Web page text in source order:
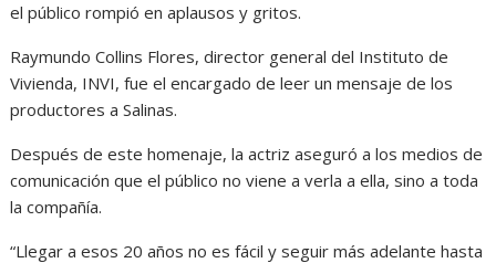
el público rompió en aplausos y gritos.
Raymundo Collins Flores, director general del Instituto de
Vivienda, INVI, fue el en­cargado de leer un mensaje de los
productores a Salinas.
Después de este homena­je, la actriz aseguró a los me­dios de
comunicación que el público no viene a verla a ella, sino a toda
la compañía.
“Llegar a esos 20 años no es fácil y seguir más adelante hasta